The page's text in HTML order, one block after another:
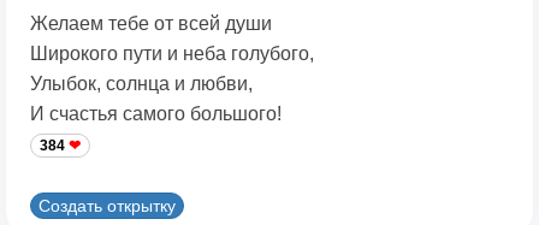
Желаем тебе от всей души
Широкого пути и неба голубого,
Улыбок, солнца и любви,
И счастья самого большого!
384
Создать открытку